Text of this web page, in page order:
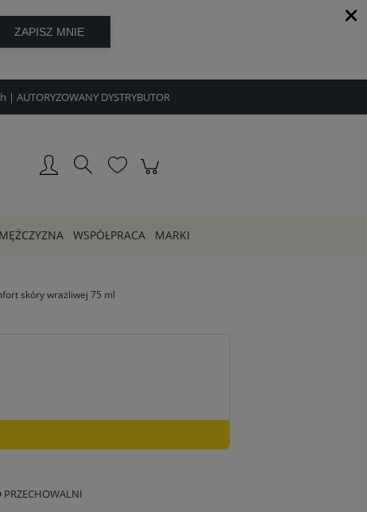
AUTORYZOWANY DYSTRYBUTOR
MĘŻCZYZNA WSPÓŁPRACA MARKI
skóry wrażliwej 75 ml
PRZECHOWALNI